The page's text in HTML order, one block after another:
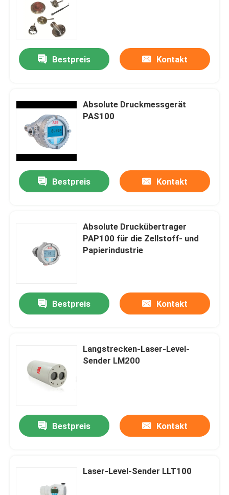
Videos
Über uns
Qualitätskontrolle
Referenzen
Psa-Sauerstoff-Generator
Bestpreis Kontakt
Absolute Druckmessgerät
PAS100
Bestpreis Kontakt
Absolute Druckübertrager
PAP100 für die Zellstoff- und
Papierindustrie
Bestpreis Kontakt
Langstrecken-Laser-Level-
Sender LM200
Bestpreis Kontakt
Laser-Level-Sender LLT100